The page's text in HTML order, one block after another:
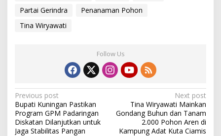
Partai Gerindra
Penanaman Pohon
Tina Wiryawati
Follow Us
Post
navigation
Previous post
Bupati Kuningan Pastikan
Program GPM Padaringan
Diskatan Dilanjutkan untuk
Jaga Stabilitas Pangan
Next post
Tina Wiryawati Mainkan
Gondang Buhun dan Tanam
2.000 Pohon Aren di
Kampung Adat Kuta Ciamis